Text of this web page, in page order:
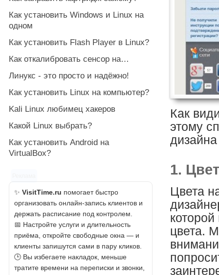
Как
этому
1.
Цвета
цвета.
Как установить Windows и Linux на
одном
Как установить Flash Player в Linux?
Как откалибровать сенсор на…
Линукс - это просто и надёжно!
Как установить Linux на компьютер?
Kali Linux любимец хакеров
Какой Linux выбрать?
Как установить Android на
VirtualBox?
✨ VisitTime.ru помогает быстро
организовать онлайн-запись клиентов и
держать расписание под контролем.
📅 Настройте услуги и длительность
приёма, откройте свободные окна — и
клиенты запишутся сами в пару кликов.
🕒 Вы избегаете накладок, меньше
тратите времени на переписки и звонки,